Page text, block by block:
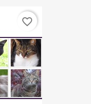
favorite_border